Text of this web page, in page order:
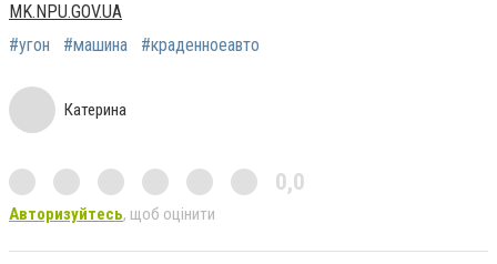
MK.NPU.GOV.UA
#угон
#машина #краденноеавто
Катерина
0,0
Авторизуйтесь, щоб оцінити